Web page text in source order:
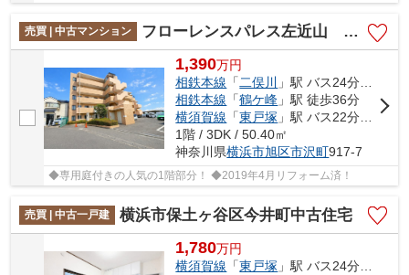
20帖のゆとりある開放的な住まい♪
売買 | 中古マンション
フローレンスパレス左近山 専用庭付きの人気の1階部分/2019年4月リフォーム済
1,390万円
相鉄本線 「二俣川
」駅 バス24分 「左近山第４」 停歩5分
相鉄本線 「鶴ケ峰 」駅 徒歩36分
横須賀線 「東戸塚 」駅 バス22分 「左近山第５」 停歩6分
1階 / 3DK / 50.40㎡
神奈川県横浜市旭区市沢町917-7
◆専用庭付きの人気の1階部分！ ◆2019年4月リフォーム済！
売買 | 中古一戸建 横浜市保土ヶ谷区今井町中古住宅
1,780万円
横須賀線 「東戸塚 」駅 バス24分 「左近山第４」 停歩6分